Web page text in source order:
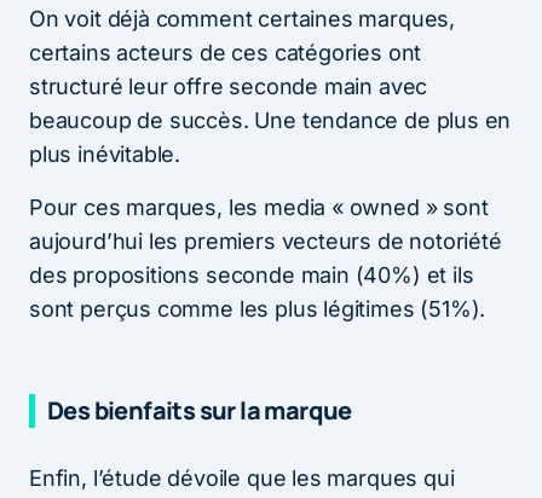
On voit déjà comment certaines marques,
certains acteurs de ces catégories ont
structuré leur offre seconde main avec
beaucoup de succès. Une tendance de plus en
plus inévitable.
Pour ces marques, les media « owned » sont
aujourd’hui les premiers vecteurs de notoriété
des propositions seconde main (40%) et ils
sont perçus comme les plus légitimes (51%).
Des bienfaits sur la marque
Enfin, l’étude dévoile que les marques qui